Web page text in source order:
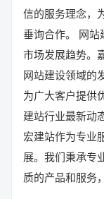
信的服务理念，
垂询合作。 网站
市场发展趋势。
网站建设领域的
为广大客户提供
建站行业最新动
宏建站作为专业
展。我们秉承专
质的产品和服务